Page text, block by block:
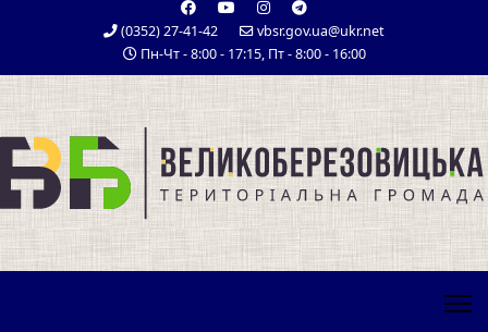
(0352) 27-41-42
vbsr.gov.ua@ukr.net
Пн-Чт - 8:00 - 17:15, Пт - 8:00 - 16:00